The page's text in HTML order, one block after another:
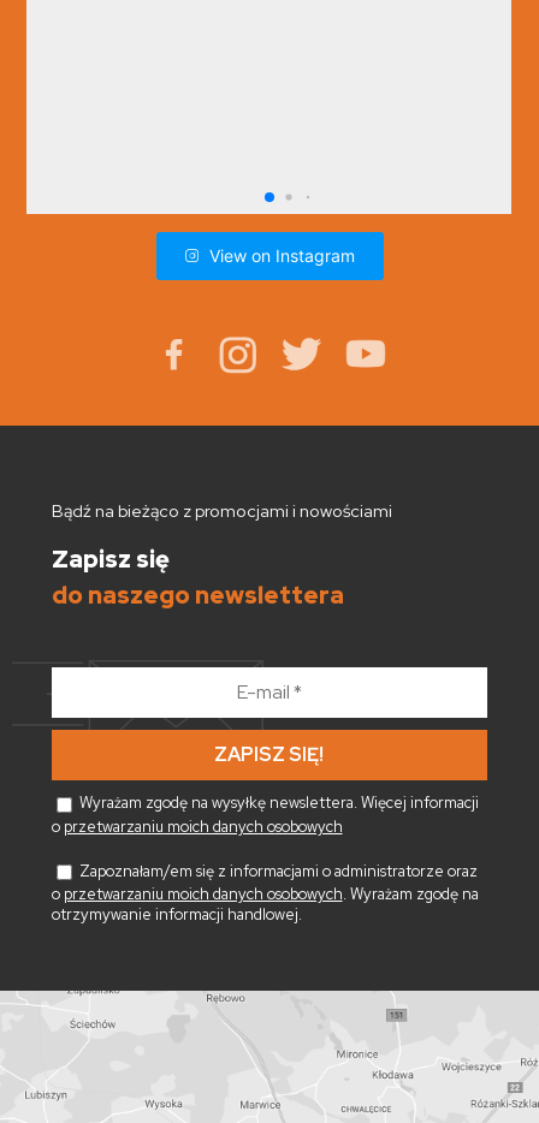
View on Instagram
Bądź na bieżąco z promocjami i nowościami
Zapisz się
do naszego newslettera
*
Wyrażam zgodę na wysyłkę newslettera. Więcej informacji
o przetwarzaniu moich danych osobowych
Zapoznałam/em się z informacjami o administratorze oraz
o przetwarzaniu moich danych osobowych. Wyrażam zgodę na
otrzymywanie informacji handlowej.